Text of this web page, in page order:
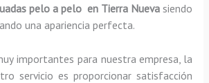
pelo a pelo en Tierra Nueva siendo
una apariencia perfecta.
importantes para nuestra empresa, la
servicio es proporcionar satisfacción